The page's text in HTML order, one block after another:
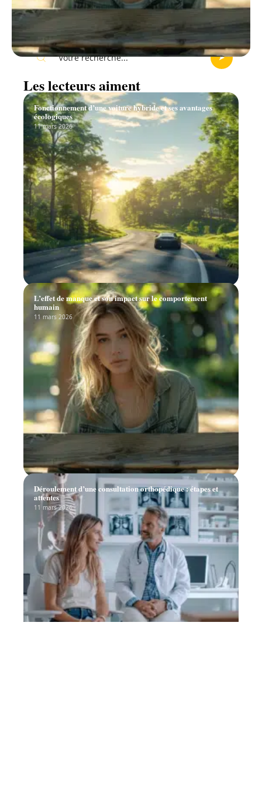
Recherche
Les lecteurs aiment
Fonctionnement d’une voiture hybride et ses avantages
écologiques
11 mars 2026
L’effet de manque et son impact sur le comportement
humain
11 mars 2026
Déroulement d’une consultation orthopédique : étapes et
attentes
11 mars 2026